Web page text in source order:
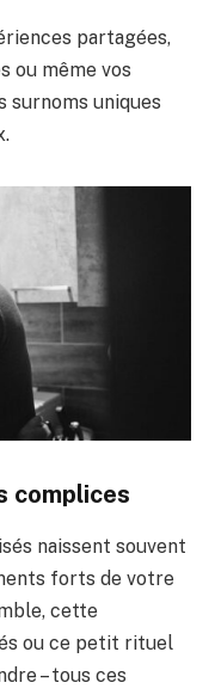
partagées,
ou même vos
surnoms uniques
complices
naissent souvent
forts de votre
cette
ou ce petit rituel
– tous ces